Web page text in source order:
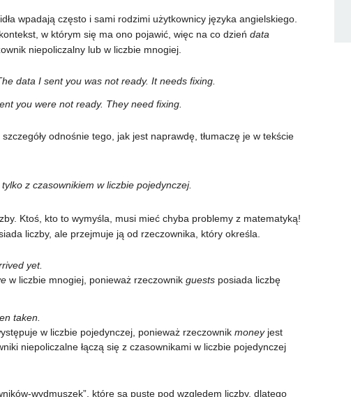
wpadają często i sami rodzimi użytkownicy języka angielskiego.
w którym się ma ono pojawić, więc na co dzień data
niepoliczalny lub w liczbie mnogiej.
data I sent you was not ready. It needs fixing.
you were not ready. They need fixing.
odnośnie tego, jak jest naprawdę, tłumaczę je w tekście
tylko z czasownikiem w liczbie pojedynczej.
Ktoś, kto to wymyśla, musi mieć chyba problemy z matematyką!
liczby, ale przejmuje ją od rzeczownika, który określa.
yet.
w liczbie mnogiej, ponieważ rzeczownik guestsposiada liczbę
taken.
w liczbie pojedynczej, ponieważ rzeczownik moneyjest
niepoliczalne łączą się z czasownikami w liczbie pojedynczej
wydmuszek”, które są puste pod względem liczby, dlatego